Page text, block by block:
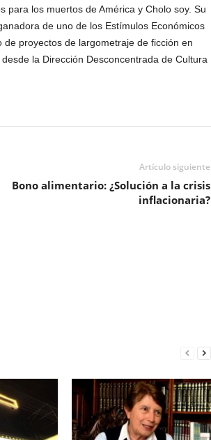
para los muertos de América y Cholo soy. Su
de uno de los Estímulos Económicos
proyectos de largometraje de ficción en
la Dirección Desconcentrada de Cultura
Artículo siguiente
Bono alimentario: ¿Solución a la crisis
inflacionaria?